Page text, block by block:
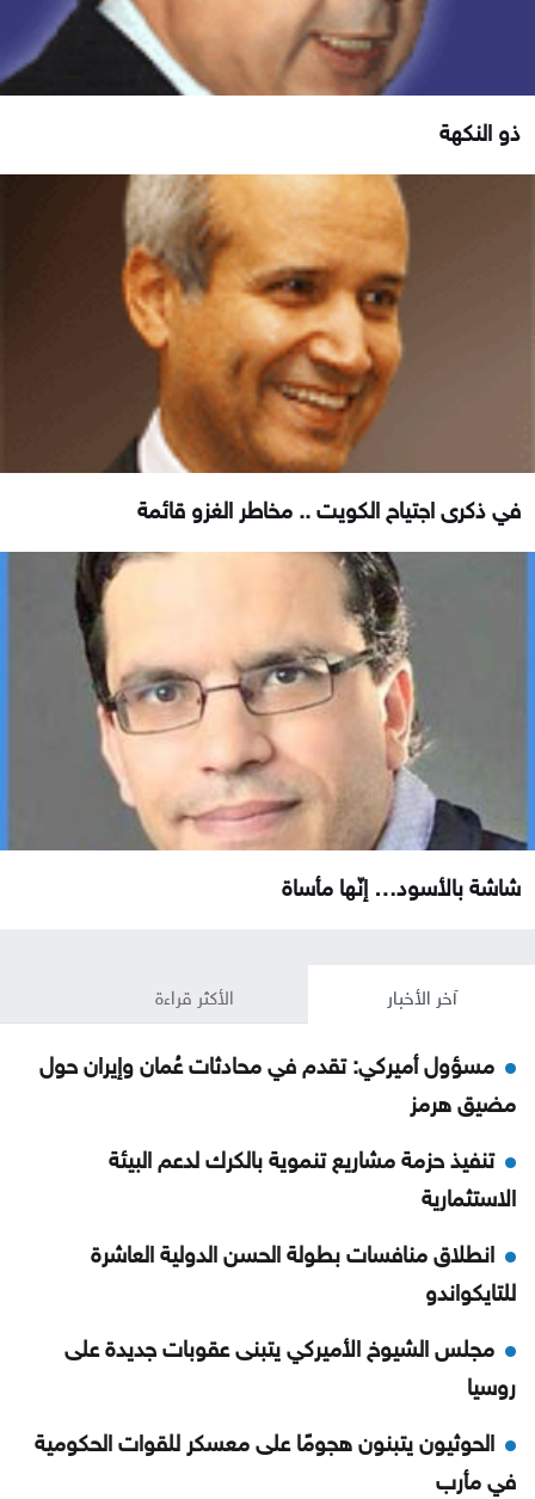
ذو النكهة
في ذكرى اجتياح الكويت .. مخاطر الغزو قائمة
شاشة بالأسود… إنّها مأساة
آخر الأخبار الأكثر قراءة
مسؤول أميركي: تقدم في محادثات عُمان وإيران حول
مضيق هرمز
تنفيذ حزمة مشاريع تنموية بالكرك لدعم البيئة
الاستثمارية
انطلاق منافسات بطولة الحسن الدولية العاشرة
للتايكواندو
مجلس الشيوخ الأميركي يتبنى عقوبات جديدة على
روسيا
الحوثيون يتبنون هجومًا على معسكر للقوات الحكومية
في مأرب